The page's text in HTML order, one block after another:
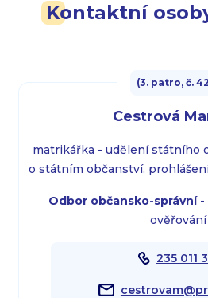
Kontaktní
(3. patro, č.
Cestrová
matrikářka - udělení státního
o státním občanství,
Odbor občansko-správní-
ověřování
235 011